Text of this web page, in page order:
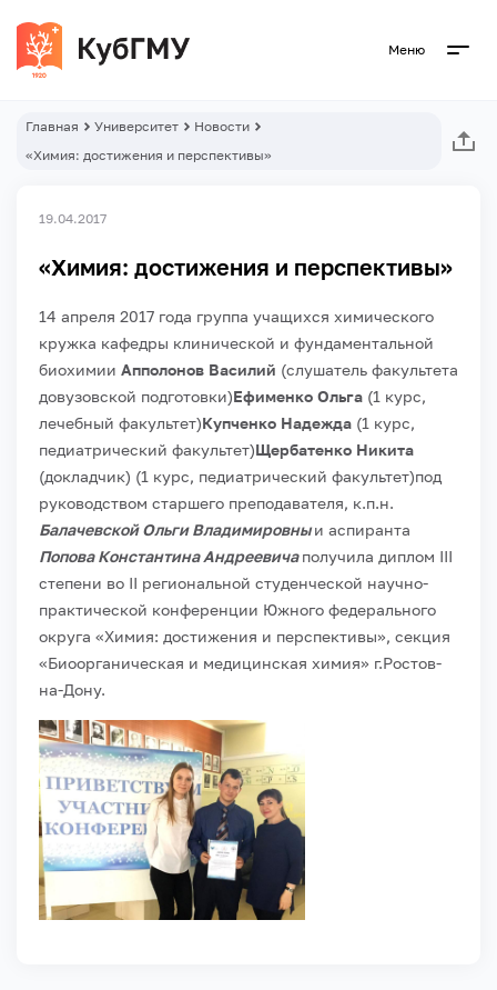
Меню
Главная Университет
Новости
«Химия: достижения и перспективы»
19.04.2017
«Химия: достижения и перспективы»
14 апреля 2017 года группа учащихся химического
кружка кафедры клинической и фундаментальной
биохимии Апполонов Василий (слушатель факультета
довузовской подготовки)Ефименко Ольга (1 курс,
лечебный факультет)Купченко Надежда (1 курс,
педиатрический факультет)Щербатенко Никита
(докладчик) (1 курс, педиатрический факультет)под
руководством старшего преподавателя, к.п.н.
Балачевской Ольги Владимировныи аспиранта
Попова Константина Андреевичаполучила диплом III
степени во II региональной студенческой научно-
практической конференции Южного федерального
округа «Химия: достижения и перспективы», секция
«Биоорганическая и медицинская химия» г.Ростов-
на-Дону.